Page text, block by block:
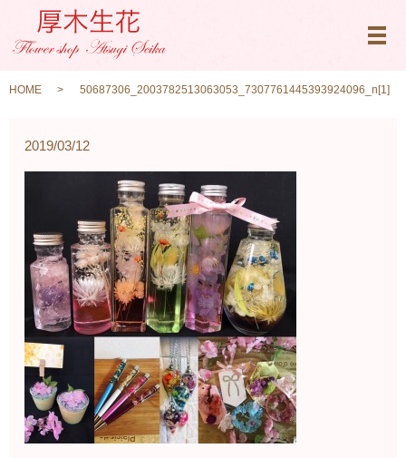
メ
HOME 50687306_2003782513063053_7307761445393924096_n[1]
2019/03/12